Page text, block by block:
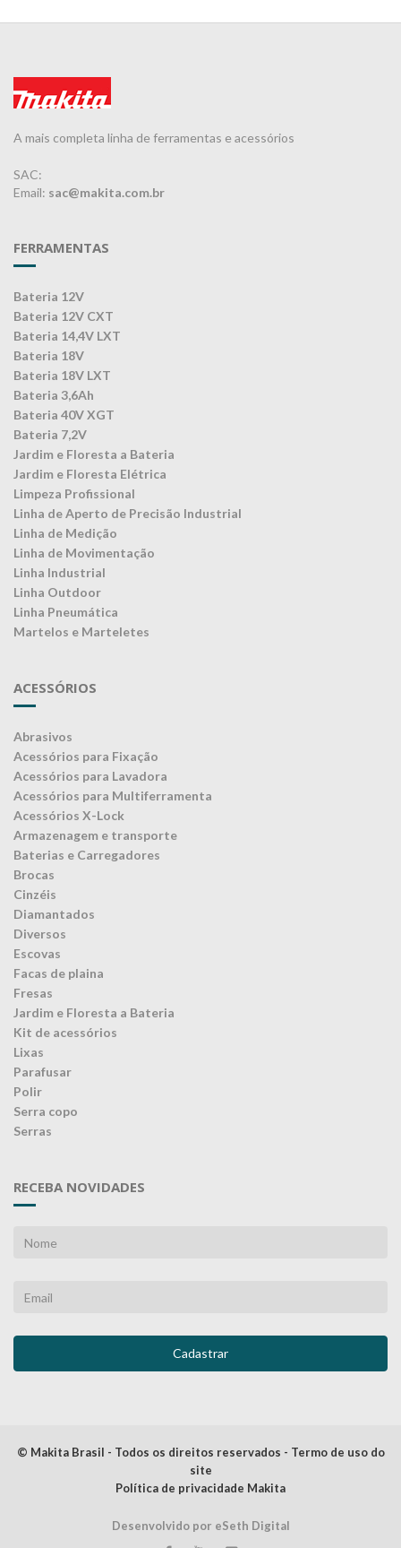
A mais completa linha de ferramentas e acessórios
SAC:
Email: sac@makita.com.br
FERRAMENTAS
Bateria 12V
Bateria 12V CXT
Bateria 14,4V LXT
Bateria 18V
Bateria 18V LXT
Bateria 3,6Ah
Bateria 40V XGT
Bateria 7,2V
Jardim e Floresta a Bateria
Jardim e Floresta Elétrica
Limpeza Profissional
Linha de Aperto de Precisão Industrial
Linha de Medição
Linha de Movimentação
Linha Industrial
Linha Outdoor
Linha Pneumática
Martelos e Marteletes
ACESSÓRIOS
Abrasivos
Acessórios para Fixação
Acessórios para Lavadora
Acessórios para Multiferramenta
Acessórios X-Lock
Armazenagem e transporte
Baterias e Carregadores
Brocas
Cinzéis
Diamantados
Diversos
Escovas
Facas de plaina
Fresas
Jardim e Floresta a Bateria
Kit de acessórios
Lixas
Parafusar
Polir
Serra copo
Serras
RECEBA NOVIDADES
© Makita Brasil - Todos os direitos reservados - Termo de uso do
site
Política de privacidade Makita
Desenvolvido por eSeth Digital